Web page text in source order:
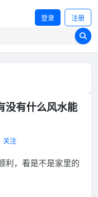
登录 注册
没有什么风水能
关注
利，看是不是家里的